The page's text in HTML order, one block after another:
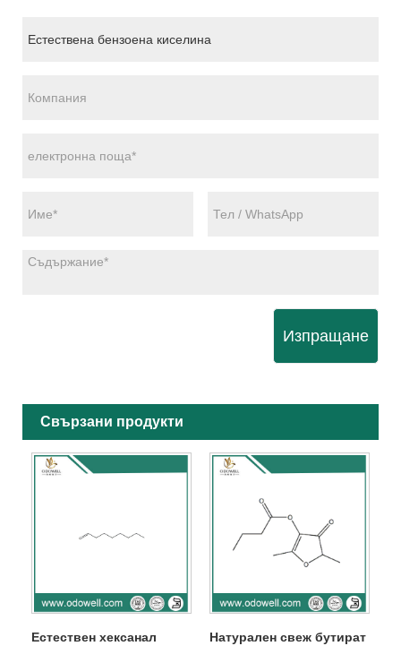
Изпращане
Свързани продукти
Естествен хексанал Натурален свеж бутират